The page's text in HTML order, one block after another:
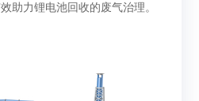
助力锂电池回收的废气治理。